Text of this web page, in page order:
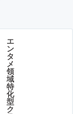
エ
ン
タ
メ
領
域
特
化
型
ク